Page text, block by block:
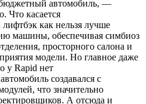
автомобиль, —
Что касается
как нельзя лучше
машины, обеспечивая симбиоз
просторного салона и
модели. Но главное даже
у Rapid нет
создавался с
что значительно
А отсюда и